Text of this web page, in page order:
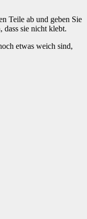
Teile ab und geben Sie
dass sie nicht klebt.
etwas weich sind,